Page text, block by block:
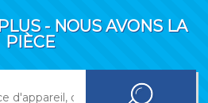
- NOUS AVONS LA
PIÈCE